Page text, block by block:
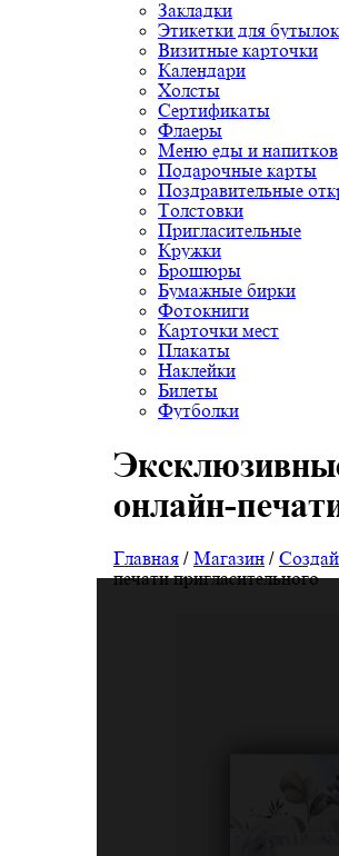
Закладки
Этикетки для бутылок
Визитные карточки
Календари
Холсты
Сертификаты
Флаеры
Меню еды и напитков
Подарочные карты
Поздравительные
Толстовки
Пригласительные
Кружки
Брошюры
Бумажные бирки
Фотокниги
Карточки мест
Плакаты
Наклейки
Билеты
Футболки
онлайн-
Главная / Магазин /
печати пригласительного